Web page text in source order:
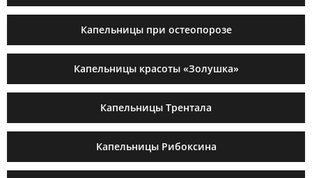
Капельницы при остеопорозе
Капельницы красоты «Золушка»
Капельницы Трентала
Капельницы Рибоксина